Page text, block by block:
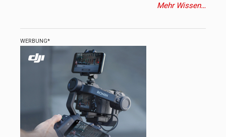
Mehr Wissen…
WERBUNG*